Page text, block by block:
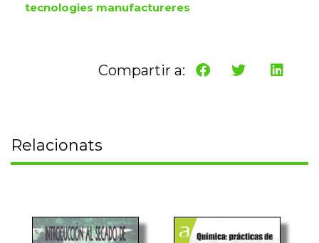
tecnologies manufactureres
Compartir a:
Relacionats